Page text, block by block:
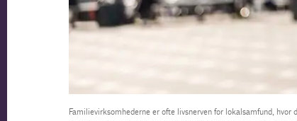
Familievirksomhederne er ofte livsnerven for lokalsamfund,